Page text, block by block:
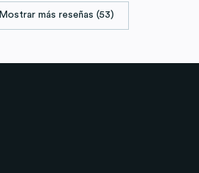
Mostrar más reseñas (53)